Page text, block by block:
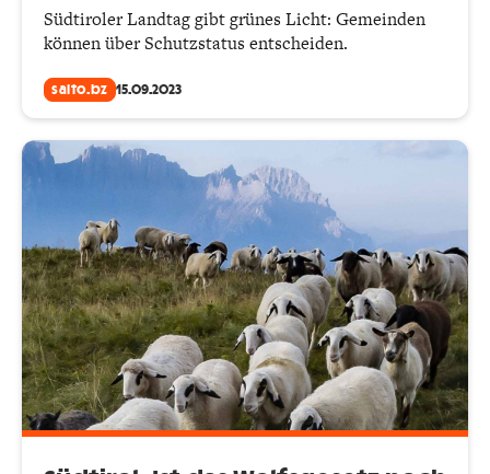
Südtiroler Landtag gibt grünes Licht: Gemeinden
können über Schutzstatus entscheiden.
salto.bz 15.09.2023